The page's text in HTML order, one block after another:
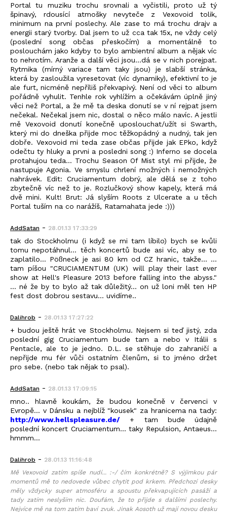
Portal tu muziku trochu srovnali a vyčistili, proto už tý
špinavý, rdousící atmošky nevyteče z Vexovoid tolik,
minimum na první poslechy. Ale zase to má trochu drajv a
energii starý tvorby. Dal jsem to už cca tak 15x, ne vždy celý
(poslední song občas přeskočím) a momentálně to
poslouchám jako kdyby to bylo ambientní album a nějak víc
to nehrotím. Aranže a další věci jsou...dá se v nich porejpat.
Rytmika (mírný variace tam taky jsou) je slabší stránka,
která by zasloužila vyresetovat (víc dynamiky), efektivní to je
ale furt, nicméně nepříliš překvapivý. Není od věci to album
pořádně vyhulit. Tenhle rok vyhlížím a očekávám úplně jiný
věci než Portal, a že mě ta deska donutí se v ní rejpat jsem
nečekal. Nečekal jsem nic, dostal o něco málo navíc. A jestli
mě Vexovoid donutí konečně uposlouchat/užít si Swarth,
který mi do dneška přijde moc těžkopádný a nudný, tak jen
dobře. Vexovoid mi teda zase občas přijde jak EPko, když
odečtu ty hluky a prvni a posledni song :) Inferno se docela
protahujou teda... Trochu Season Of Mist styl mi přijde, že
nastupuje Agonia. Ve smyslu chrlení možných i nemožných
nahrávek. Edit: Cruciamentum dobrý, ale dělá se z toho
zbytečně víc než to je. Rozlučkový show kapely, která má
dvě mini. Kult! Brut: Já slyším Roots z Ulcerate a u těch
Portal tuším na co narážíš, Ratamahata jede :)))
AddSatan - 28.01.13 17:33:29
tak do Stockholmu (i když se mi tam líbilo) bych se kvůli
tomu nepotáhnul... těch koncertů bude asi víc, aby se to
zaplatilo... Pößneck je asi 80 km od CZ hranic, takže... ...
tam píšou "CRUCIAMENTUM (UK) will play their last ever
show at Hell's Pleasure 2013 before falling into the abyss."
... né že by to bylo až tak důležitý... on už loni měl ten HP
fest dost dobrou sestavu... uvidíme..
Dalihrob - 28.01.13 17:27:22
+ budou ještě hrát ve Stockholmu. Nejsem si teď jistý, zda
poslední gig Cruciamentum bude tam a nebo v Itálii s
Pentacle, ale to je jedno. D.L. se stěhuje do zahraničí a
nepřijde mu fér vůči ostatním členům, si to jméno držet
pro sebe. (nebo tak nějak to psal).
AddSatan - 28.01.13 17:09:15
mno.. hlavně koukám, že budou konečně v červenci v
Evropě... v Dánsku a nejblíž "kousek" za hranicema na tady:
http://www.hellspleasure.de/ + tam bude údajně
poslední koncert Cruciamentum... taky Repulsion, Antaeus...
hmmm...
Dalihrob - 28.01.13 11:16:48
Mě Vexovoid zatím spíše nudí... :-/ čím konkrétně? S výjimkou pár
momentů mě to nedovede vůbec chytit pod krkem. Předchozí desky
měly vždycky super atmosféru a spoustu překvapujících pasáží a
tady zatím neslyším nic. Doufám, že to přijde s dalšími poslechy.
Nejvíce mě na tom zatím baví zvuk. Jinak Aosoth už mají novou desku